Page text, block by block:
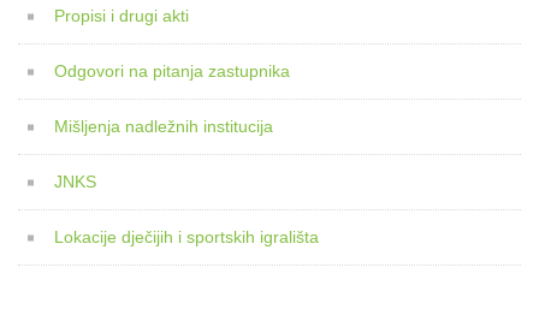
Propisi i drugi akti
Odgovori na pitanja zastupnika
Mišljenja nadležnih institucija
JNKS
Lokacije dječijih i sportskih igrališta